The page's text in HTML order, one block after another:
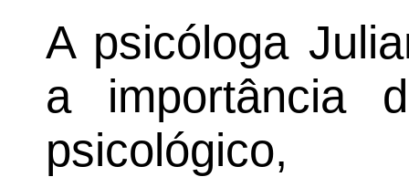
A psicóloga
a importância